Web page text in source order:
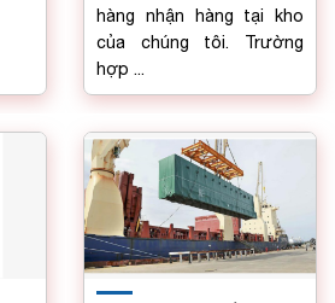
hàng nhận hàng tại kho
của chúng tôi. Trường
hợp ...